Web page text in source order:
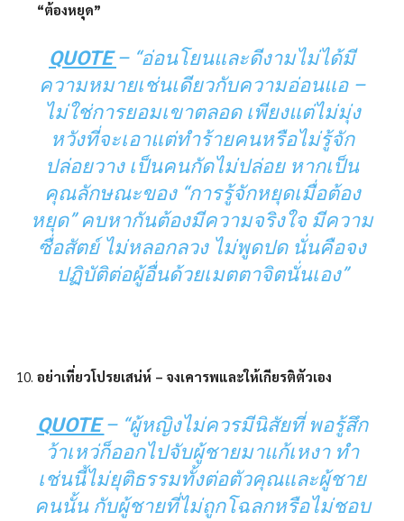
“ต้องหยุด”
QUOTE– “อ่อนโยนและดีงามไม่ได้มี
ความหมายเช่นเดียวกับความอ่อนแอ –
ไม่ใช่การยอมเขาตลอด เพียงแต่ไม่มุ่ง
หวังที่จะเอาแต่ทำร้ายคนหรือไม่รู้จัก
ปล่อยวาง เป็นคนกัดไม่ปล่อย หากเป็น
คุณลักษณะของ “การรู้จักหยุดเมื่อต้อง
หยุด” คบหากันต้องมีความจริงใจ มีความ
ซื่อสัตย์ ไม่หลอกลวง ไม่พูดปด นั่นคือจง
ปฏิบัติต่อผู้อื่นด้วยเมตตาจิตนั่นเอง”
อย่าเที่ยวโปรยเสน่ห์ – จงเคารพและให้เกียรติตัวเอง
QUOTE– “ผู้หญิงไม่ควรมีนิสัยที่ พอรู้สึก
ว้าเหว่ก็ออกไปจับผู้ชายมาแก้เหงา ทำ
เช่นนี้ไม่ยุติธรรมทั้งต่อตัวคุณและผู้ชาย
คนนั้น กับผู้ชายที่ไม่ถูกโฉลกหรือไม่ชอบ